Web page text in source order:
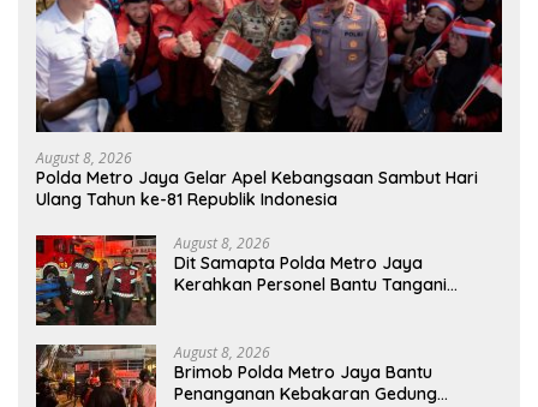
August 8, 2026
Polda Metro Jaya Gelar Apel Kebangsaan Sambut Hari
Ulang Tahun ke-81 Republik Indonesia
August 8, 2026
Dit Samapta Polda Metro Jaya
Kerahkan Personel Bantu Tangani
August 8, 2026
Brimob Polda Metro Jaya Bantu
Penanganan Kebakaran Gedung